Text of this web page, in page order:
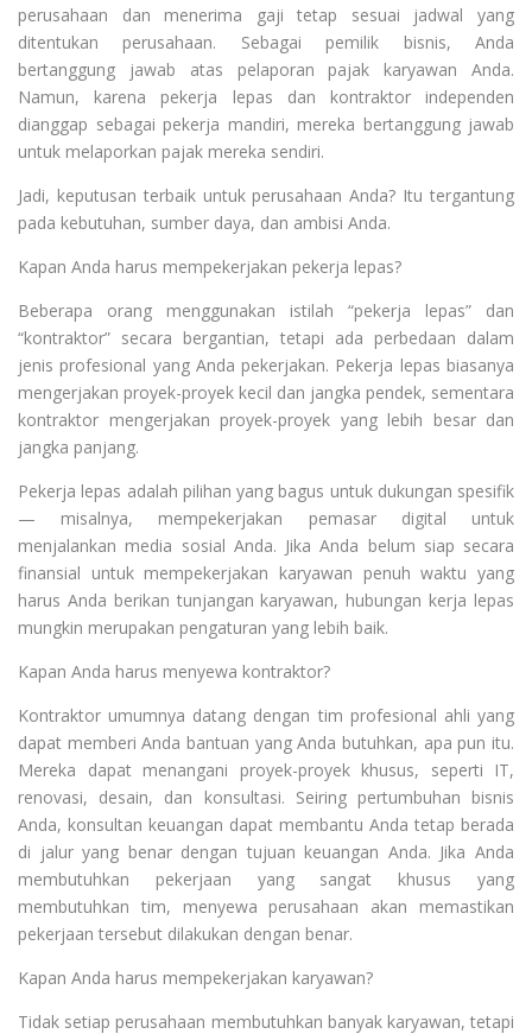
perusahaan dan menerima gaji tetap sesuai jadwal yang
ditentukan perusahaan. Sebagai pemilik bisnis, Anda
bertanggung jawab atas pelaporan pajak karyawan Anda.
Namun, karena pekerja lepas dan kontraktor independen
dianggap sebagai pekerja mandiri, mereka bertanggung jawab
untuk melaporkan pajak mereka sendiri.
Jadi, keputusan terbaik untuk perusahaan Anda? Itu tergantung
pada kebutuhan, sumber daya, dan ambisi Anda.
Kapan Anda harus mempekerjakan pekerja lepas?
Beberapa orang menggunakan istilah “pekerja lepas” dan
“kontraktor” secara bergantian, tetapi ada perbedaan dalam
jenis profesional yang Anda pekerjakan. Pekerja lepas biasanya
mengerjakan proyek-proyek kecil dan jangka pendek, sementara
kontraktor mengerjakan proyek-proyek yang lebih besar dan
jangka panjang.
Pekerja lepas adalah pilihan yang bagus untuk dukungan spesifik
— misalnya, mempekerjakan pemasar digital untuk
menjalankan media sosial Anda. Jika Anda belum siap secara
finansial untuk mempekerjakan karyawan penuh waktu yang
harus Anda berikan tunjangan karyawan, hubungan kerja lepas
mungkin merupakan pengaturan yang lebih baik.
Kapan Anda harus menyewa kontraktor?
Kontraktor umumnya datang dengan tim profesional ahli yang
dapat memberi Anda bantuan yang Anda butuhkan, apa pun itu.
Mereka dapat menangani proyek-proyek khusus, seperti IT,
renovasi, desain, dan konsultasi. Seiring pertumbuhan bisnis
Anda, konsultan keuangan dapat membantu Anda tetap berada
di jalur yang benar dengan tujuan keuangan Anda. Jika Anda
membutuhkan pekerjaan yang sangat khusus yang
membutuhkan tim, menyewa perusahaan akan memastikan
pekerjaan tersebut dilakukan dengan benar.
Kapan Anda harus mempekerjakan karyawan?
Tidak setiap perusahaan membutuhkan banyak karyawan, tetapi